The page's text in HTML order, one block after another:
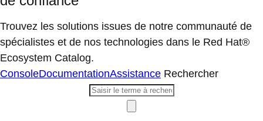
Trouvez les solutions issues de notre communauté de
spécialistes et de nos technologies dans le Red Hat®
Ecosystem Catalog.
ConsoleDocumentationAssistance Rechercher